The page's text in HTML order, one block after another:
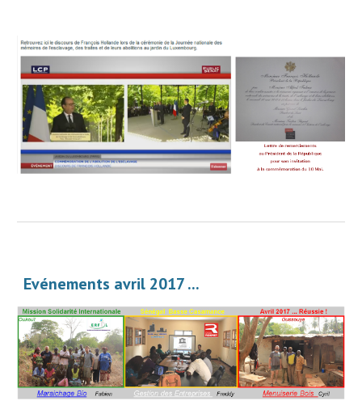
Evénements avril 2017 ...